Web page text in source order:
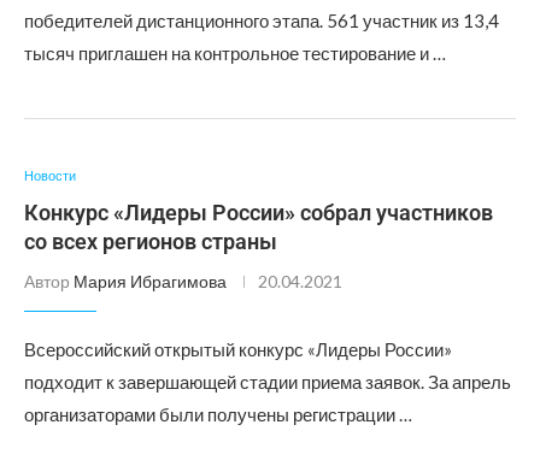
победителей дистанционного этапа. 561 участник из 13,4
тысяч приглашен на контрольное тестирование и …
Новости
Конкурс «Лидеры России» собрал участников
со всех регионов страны
Автор Мария Ибрагимова 20.04.2021
Всероссийский открытый конкурс «Лидеры России»
подходит к завершающей стадии приема заявок. За апрель
организаторами были получены регистрации …